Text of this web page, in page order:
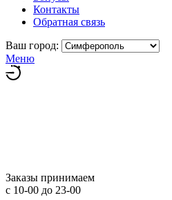
Контакты
Обратная связь
Ваш город:
Меню
Заказы принимаем
с 10-00 до 23-00